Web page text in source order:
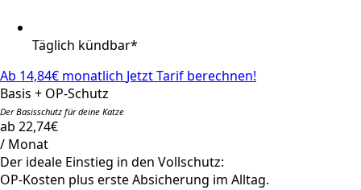
Täglich kündbar*
Ab 14,84€ monatlich Jetzt Tarif berechnen!
Basis + OP-Schutz
Der Basisschutz für deine Katze
ab 22,74€
/ Monat
Der ideale Einstieg in den Vollschutz:
OP-Kosten plus erste Absicherung im Alltag.